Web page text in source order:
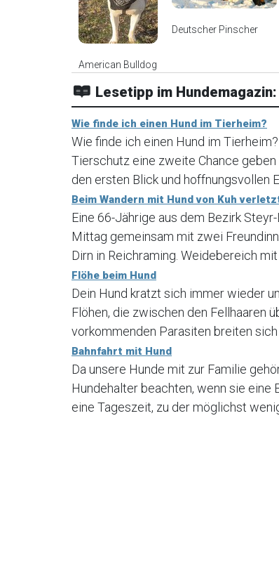
American Bulldog
Deutscher Pinscher
Lesetipp im Hundemagazin:
Wie finde ich einen Hund im Tierheim?
Wie finde ich einen Hund im
Tierschutz eine zweite Chance
den ersten Blick und hoffnungsvollen
Beim Wandern mit Hund von Kuh
Eine 66-Jährige aus dem Bezirk
Mittag gemeinsam mit zwei
Dirn in Reichraming. Weidebereich
Flöhe beim Hund
Dein Hund kratzt sich immer wieder
Flöhen, die zwischen den Fellhaaren
vorkommenden Parasiten breiten sich
Bahnfahrt mit Hund
Da unsere Hunde mit zur Familie
Hundehalter beachten, wenn sie eine
eine Tageszeit, zu der möglichst